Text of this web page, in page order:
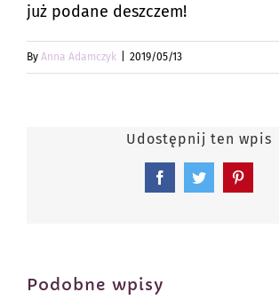
już podane deszczem!
By Anna Adamczyk 2019/05/13
Udostępnij ten wpis
FacebookTwitterPinterest
Podobne wpisy